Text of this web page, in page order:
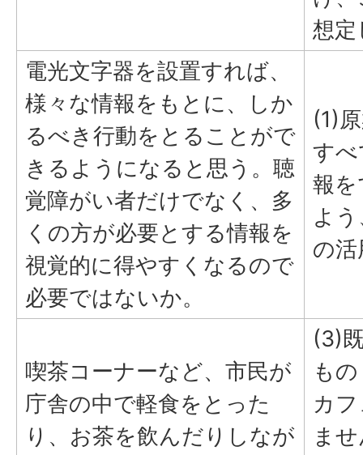
想
電光文字器を設置すれば、
様々な情報をもとに、しか
るべき行動をとることがで
きるようになると思う。聴
覚障がい者だけでなく、多
くの方が必要とする情報を
視覚的に得やすくなるので
必要ではないか。
(1)
すべ
報
よ
の
喫茶コーナーなど、市民が
庁舎の中で軽食をとった
り、お茶を飲んだりしなが
(3)
もの
カ
ま